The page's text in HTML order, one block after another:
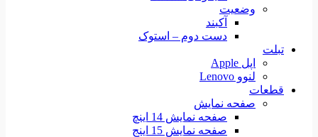
وضعیت
آکبند
دست دوم – استوک
تبلت
اپل Apple
لنوو Lenovo
قطعات
صفحه نمایش
صفحه نمایش 14 اینچ
صفحه نمایش 15 اینج